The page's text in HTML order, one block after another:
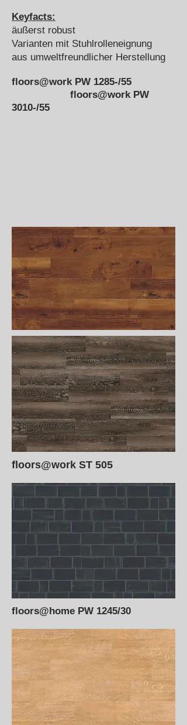
Keyfacts:
äußerst robust
Varianten mit Stuhlrolleneignung
aus umweltfreundlicher Herstellung
floors@work PW 1285-/55
floors@work PW
3010-/55
floors@work ST 505
floors@home PW 1245/30